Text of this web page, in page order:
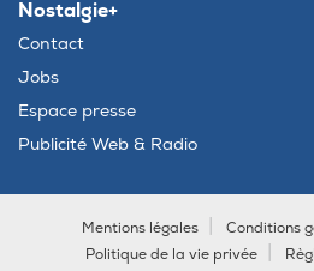
Nostalgie+
Contact
Jobs
Espace presse
Publicité Web & Radio
Mentions légales
Conditions
Politique de la vie privée